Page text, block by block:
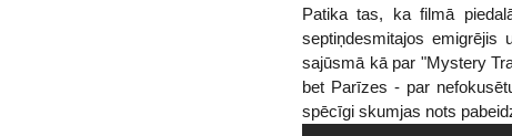
Patika tas, ka filmā
septiņdesmitajos
sajūsmā kā par "Mystery
bet Parīzes - par
spēcīgi skumjas nots